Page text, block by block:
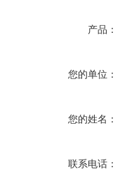
产品：
您的单位：
您的姓名：
联系电话：